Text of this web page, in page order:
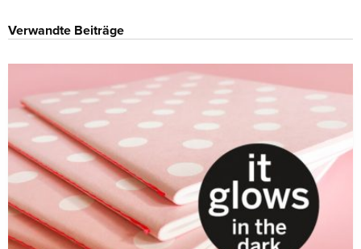
Verwandte Beiträge